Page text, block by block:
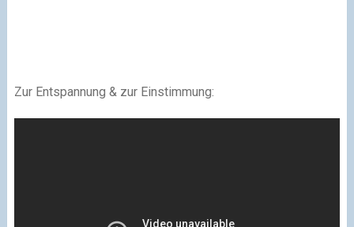
Zur Entspannung & zur Einstimmung: